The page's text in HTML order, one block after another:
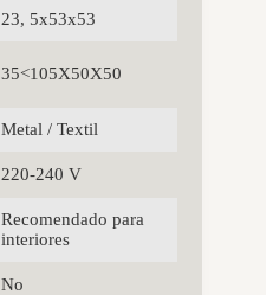
23, 5x53x53
35<105X50X50
Metal / Textil
220-240 V
Recomendado para
interiores
No